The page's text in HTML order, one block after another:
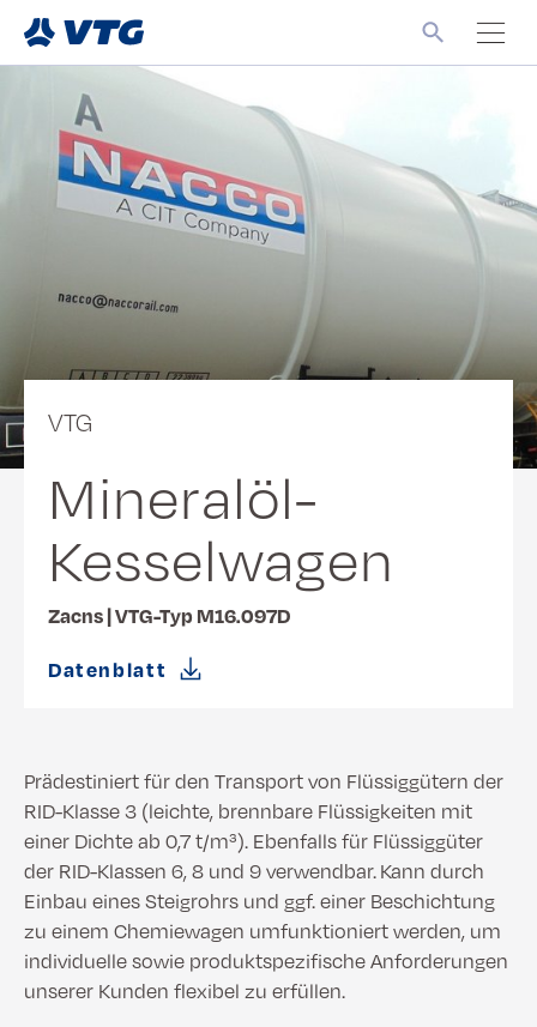
VTG
Mineralöl-
Kesselwagen
Zacns | VTG-Typ M16.097D
Datenblatt
Prädestiniert für den Transport von Flüssiggütern der
RID-Klasse 3 (leichte, brennbare Flüssigkeiten mit
einer Dichte ab 0,7 t/m³). Ebenfalls für Flüssiggüter
der RID-Klassen 6, 8 und 9 verwendbar. Kann durch
Einbau eines Steigrohrs und ggf. einer Beschichtung
zu einem Chemiewagen umfunktioniert werden, um
individuelle sowie produktspezifische Anforderungen
unserer Kunden flexibel zu erfüllen.